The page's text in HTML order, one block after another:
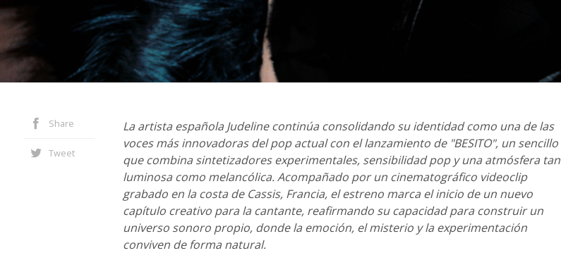
Share
Tweet
La artista española Judeline continúa consolidando su identidad como una de las
voces más innovadoras del pop actual con el lanzamiento de "BESITO", un sencillo
que combina sintetizadores experimentales, sensibilidad pop y una atmósfera tan
luminosa como melancólica. Acompañado por un cinematográfico videoclip
grabado en la costa de Cassis, Francia, el estreno marca el inicio de un nuevo
capítulo creativo para la cantante, reafirmando su capacidad para construir un
universo sonoro propio, donde la emoción, el misterio y la experimentación
conviven de forma natural.